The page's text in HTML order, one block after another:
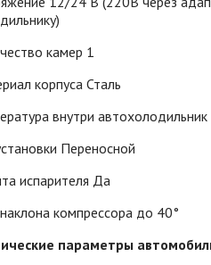
камер 1
корпуса Сталь
внутри
Переносной
испарителя Да
компрессора до 40°
параметры